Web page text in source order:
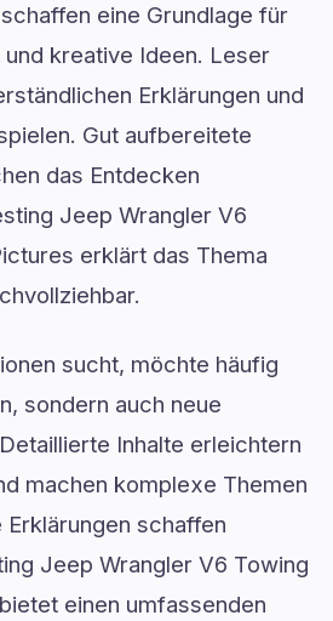
eine Grundlage für
und kreative Ideen. Leser
Erklärungen und
Gut aufbereitete
das Entdecken
Jeep Wrangler V6
erklärt das Thema
sucht, möchte häufig
sondern auch neue
Inhalte erleichtern
machen komplexe Themen
Erklärungen schaffen
Jeep Wrangler V6 Towing
einen umfassenden